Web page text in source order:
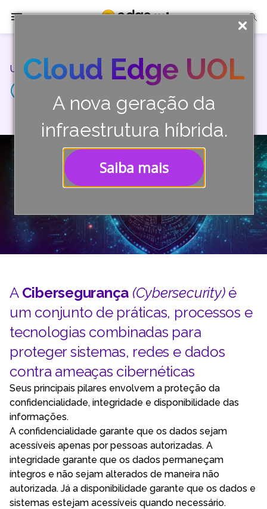
Cloud Edge UOL
A nova geração da
infraestrutura híbrida.
Saiba mais
Soluções
Cases
Tech Insights
Contato
Universo Tech/
Cibersegurança
A Cibersegurança (Cybersecurity)é
um conjunto de práticas, processos e
tecnologias combinadas para
proteger sistemas, redes e dados
contra ameaças cibernéticas
Seus principais pilares envolvem a proteção da
confidencialidade, integridade e disponibilidade das
informações.
A confidencialidade garante que os dados sejam
acessíveis apenas por pessoas autorizadas. A
integridade garante que os dados permaneçam
íntegros e não sejam alterados de maneira não
autorizada. Já a disponibilidade garante que os dados e
sistemas estejam acessíveis quando necessário.